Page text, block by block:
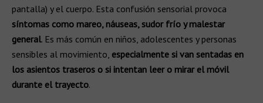
pantalla) y el cuerpo. Esta confusión sensorial provoca
síntomas como mareo, náuseas, sudor frío y malestar
general. Es más común en niños, adolescentes y personas
sensibles al movimiento, especialmente si van sentadas en
los asientos traseros o si intentan leer o mirar el móvil
durante el trayecto.